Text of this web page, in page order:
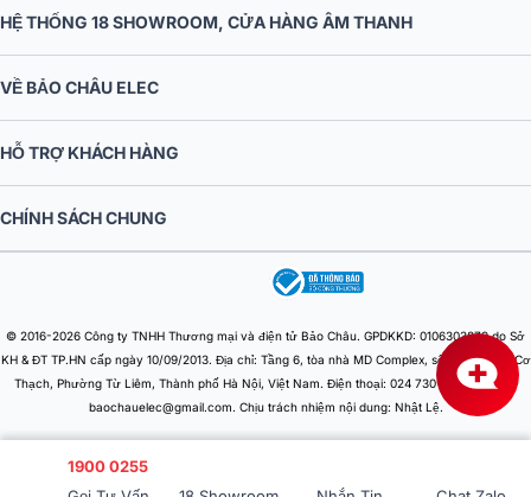
HỆ THỐNG 18 SHOWROOM, CỬA HÀNG ÂM THANH
VỀ BẢO CHÂU ELEC
HỖ TRỢ KHÁCH HÀNG
CHÍNH SÁCH CHUNG
© 2016-2026 Công ty TNHH Thương mại và điện tử Bảo Châu. GPDKKD: 0106303879 do Sở
KH & ĐT TP.HN cấp ngày 10/09/2013. Địa chỉ: Tầng 6, tòa nhà MD Complex, số 68 Nguyễn Cơ
Thạch, Phường Từ Liêm, Thành phố Hà Nội, Việt Nam. Điện thoại: 024 730 10 255. Email:
baochauelec@gmail.com. Chịu trách nhiệm nội dung: Nhật Lệ.
1900 0255